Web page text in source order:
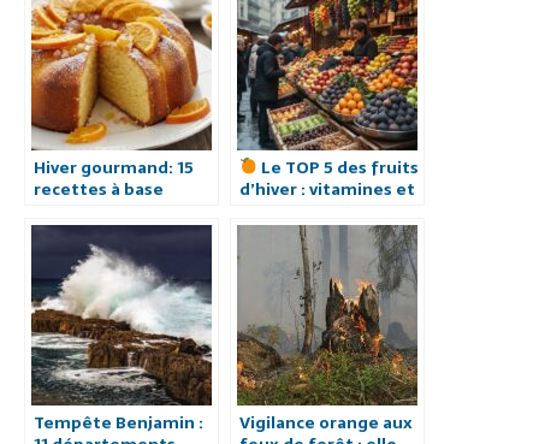
Hiver gourmand: 15
recettes à base
Le TOP 5 des fruits
d’hiver : vitamines et
froid
Tempête Benjamin :
Vigilance orange aux